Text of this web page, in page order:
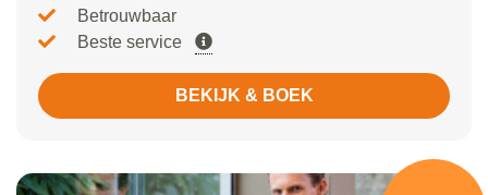
Betrouwbaar
Beste service
BEKIJK & BOEK